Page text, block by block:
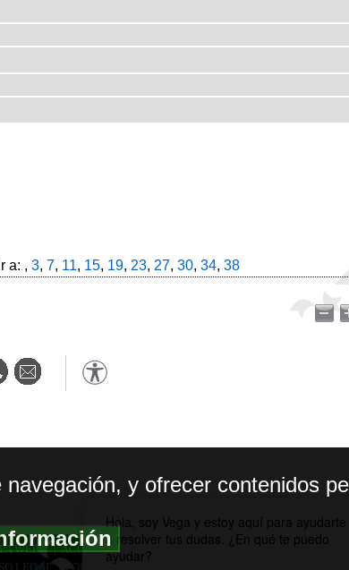
a: , 3, 7, 11, 15, 19, 23, 27, 30, 34, 38
WEB|ACCESIBILIDAD
LEGAL| POLITICA DE PRIVACIDAD
y ofrecer contenidos